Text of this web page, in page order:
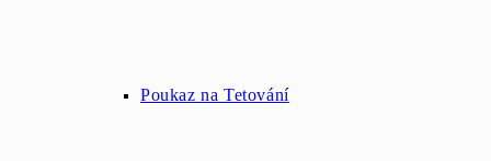
Poukaz na Tetování